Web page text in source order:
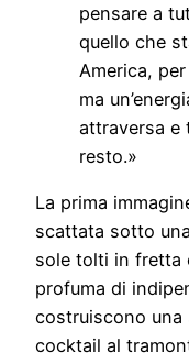
pensare a
quello che
America,
ma
attraversa e
resto.»
La prima
scattata sotto
sole tolti in fretta
profuma di
costruiscono una
cocktail al